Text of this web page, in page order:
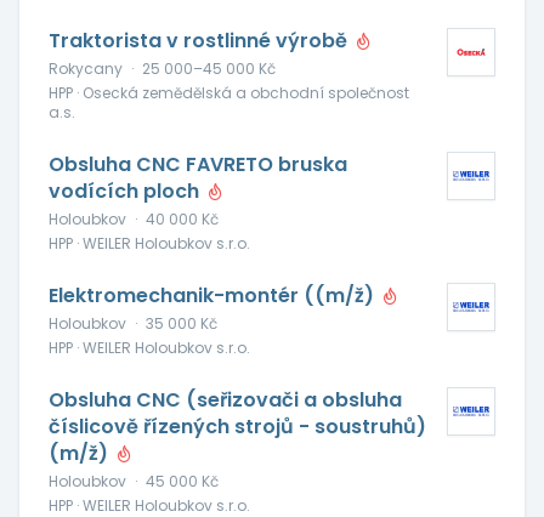
Traktorista v rostlinné výrobě
Rokycany · 25 000–45 000 Kč
HPP · Osecká zemědělská a obchodní společnost
a.s.
Obsluha CNC FAVRETO bruska
vodících ploch
Holoubkov · 40 000 Kč
HPP · WEILER Holoubkov s.r.o.
Elektromechanik-montér ((m/ž)
Holoubkov · 35 000 Kč
HPP · WEILER Holoubkov s.r.o.
Obsluha CNC (seřizovači a obsluha
číslicově řízených strojů - soustruhů)
(m/ž)
Holoubkov · 45 000 Kč
HPP · WEILER Holoubkov s.r.o.